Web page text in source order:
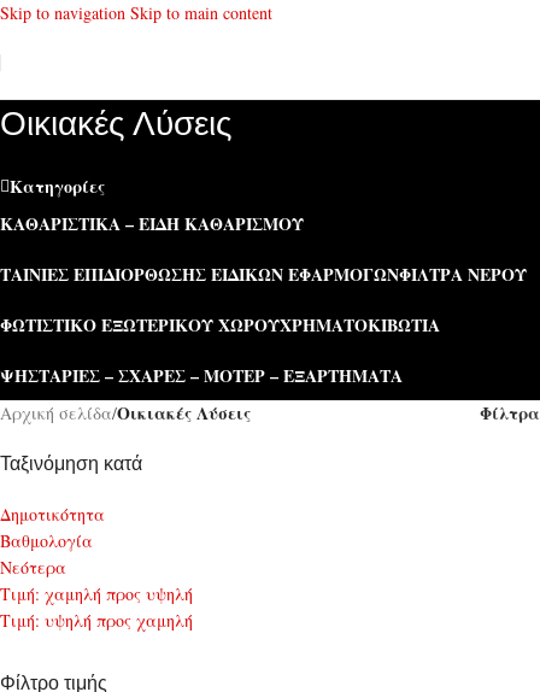
Skip to navigation Skip to main content
Οικιακές Λύσεις
Κατηγορίες
ΚΑΘΑΡΙΣΤΙΚΆ – ΕΊΔΗ ΚΑΘΑΡΙΣΜΟΎ
ΤΑΙΝΊΕΣ ΕΠΙΔΙΌΡΘΩΣΗΣ ΕΙΔΙΚΏΝ ΕΦΑΡΜΟΓΏΝΦΊΛΤΡΑ ΝΕΡΟΎ
ΦΩΤΙΣΤΙΚΌ ΕΞΩΤΕΡΙΚΟΎ ΧΏΡΟΥΧΡΗΜΑΤΟΚΙΒΏΤΙΑ
ΨΗΣΤΑΡΙΈΣ – ΣΧΆΡΕΣ – ΜΟΤΈΡ – ΕΞΑΡΤΉΜΑΤΑ
Αρχική σελίδα/Οικιακές Λύσεις Φίλτρα
Ταξινόμηση κατά
Δημοτικότητα
Bαθμολογία
Νεότερα
Τιμή: χαμηλή προς υψηλή
Τιμή: υψηλή προς χαμηλή
Φίλτρο τιμής